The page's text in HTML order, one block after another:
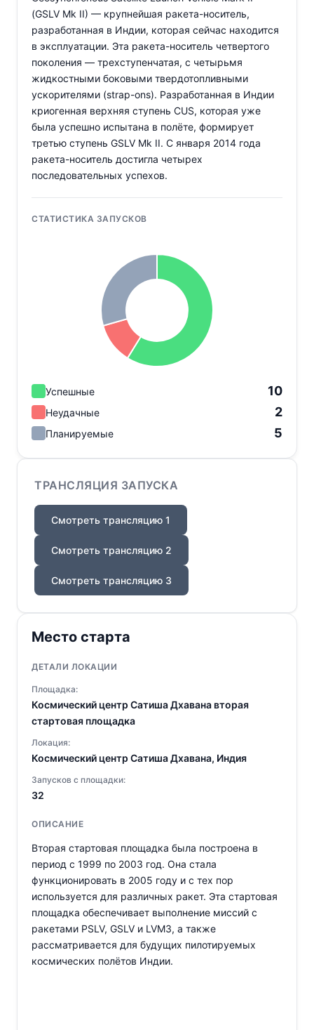
(GSLV Mk II) — крупнейшая ракета-носитель,
разработанная в Индии, которая сейчас находится
в эксплуатации. Эта ракета-носитель четвертого
поколения — трехступенчатая, с четырьмя
жидкостными боковыми твердотопливными
ускорителями (strap-ons). Разработанная в Индии
криогенная верхняя ступень CUS, которая уже
была успешно испытана в полёте, формирует
третью ступень GSLV Mk II. С января 2014 года
ракета-носитель достигла четырех
последовательных успехов.
СТАТИСТИКА ЗАПУСКОВ
Успешные 10
Неудачные 2
Планируемые 5
ТРАНСЛЯЦИЯ ЗАПУСКА
Смотреть трансляцию 1
Смотреть трансляцию 2
Смотреть трансляцию 3
Место старта
ДЕТАЛИ ЛОКАЦИИ
Площадка:
Космический центр Сатиша Дхавана вторая
стартовая площадка
Локация:
Космический центр Сатиша Дхавана, Индия
Запусков с площадки:
32
ОПИСАНИЕ
Вторая стартовая площадка была построена в
период с 1999 по 2003 год. Она стала
функционировать в 2005 году и с тех пор
используется для различных ракет. Эта стартовая
площадка обеспечивает выполнение миссий с
ракетами PSLV, GSLV и LVM3, а также
рассматривается для будущих пилотируемых
космических полётов Индии.